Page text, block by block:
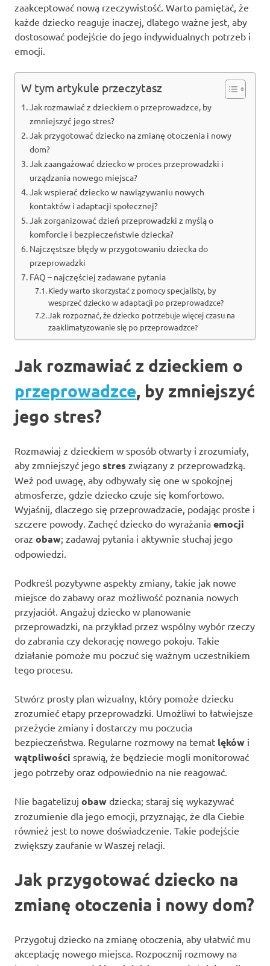
zaakceptować nową rzeczywistość. Warto pamiętać, że
każde dziecko reaguje inaczej, dlatego ważne jest, aby
dostosować podejście do jego indywidualnych potrzeb i
emocji.
W tym artykule przeczytasz
Jak rozmawiać z dzieckiem o przeprowadzce, by
zmniejszyć jego stres?
Jak przygotować dziecko na zmianę otoczenia i nowy
dom?
Jak zaangażować dziecko w proces przeprowadzki i
urządzania nowego miejsca?
Jak wspierać dziecko w nawiązywaniu nowych
kontaktów i adaptacji społecznej?
Jak zorganizować dzień przeprowadzki z myślą o
komforcie i bezpieczeństwie dziecka?
Najczęstsze błędy w przygotowaniu dziecka do
przeprowadzki
FAQ – najczęściej zadawane pytania
Kiedy warto skorzystać z pomocy specjalisty, by
wesprzeć dziecko w adaptacji po przeprowadzce?
Jak rozpoznać, że dziecko potrzebuje więcej czasu na
zaaklimatyzowanie się po przeprowadzce?
Jak rozmawiać z dzieckiem o
przeprowadzce, by zmniejszyć
jego stres?
Rozmawiaj z dzieckiem w sposób otwarty i zrozumiały,
aby zmniejszyć jego stres związany z przeprowadzką.
Weź pod uwagę, aby odbywały się one w spokojnej
atmosferze, gdzie dziecko czuje się komfortowo.
Wyjaśnij, dlaczego się przeprowadzacie, podając proste i
szczere powody. Zachęć dziecko do wyrażania emocji
oraz obaw; zadawaj pytania i aktywnie słuchaj jego
odpowiedzi.
Podkreśl pozytywne aspekty zmiany, takie jak nowe
miejsce do zabawy oraz możliwość poznania nowych
przyjaciół. Angażuj dziecko w planowanie
przeprowadzki, na przykład przez wspólny wybór rzeczy
do zabrania czy dekorację nowego pokoju. Takie
działanie pomoże mu poczuć się ważnym uczestnikiem
tego procesu.
Stwórz prosty plan wizualny, który pomoże dziecku
zrozumieć etapy przeprowadzki. Umożliwi to łatwiejsze
przeżycie zmiany i dostarczy mu poczucia
bezpieczeństwa. Regularne rozmowy na temat lęków i
wątpliwości sprawią, że będziecie mogli monitorować
jego potrzeby oraz odpowiednio na nie reagować.
Nie bagatelizuj obaw dziecka; staraj się wykazywać
zrozumienie dla jego emocji, przyznając, że dla Ciebie
również jest to nowe doświadczenie. Takie podejście
zwiększy zaufanie w Waszej relacji.
Jak przygotować dziecko na
zmianę otoczenia i nowy dom?
Przygotuj dziecko na zmianę otoczenia, aby ułatwić mu
akceptację nowego miejsca. Rozpocznij rozmowy na